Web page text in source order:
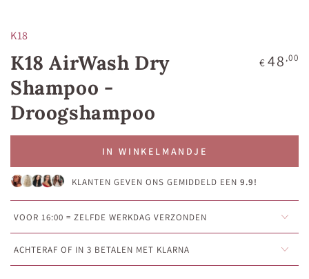
K18
K18 AirWash Dry
Shampoo -
Droogshampoo
Normale
€ 48 ,00
IN WINKELMANDJE
KLANTEN GEVEN ONS GEMIDDELD EEN 9.9!
VOOR 16:00 = ZELFDE WERKDAG VERZONDEN
ACHTERAF OF IN 3 BETALEN MET KLARNA